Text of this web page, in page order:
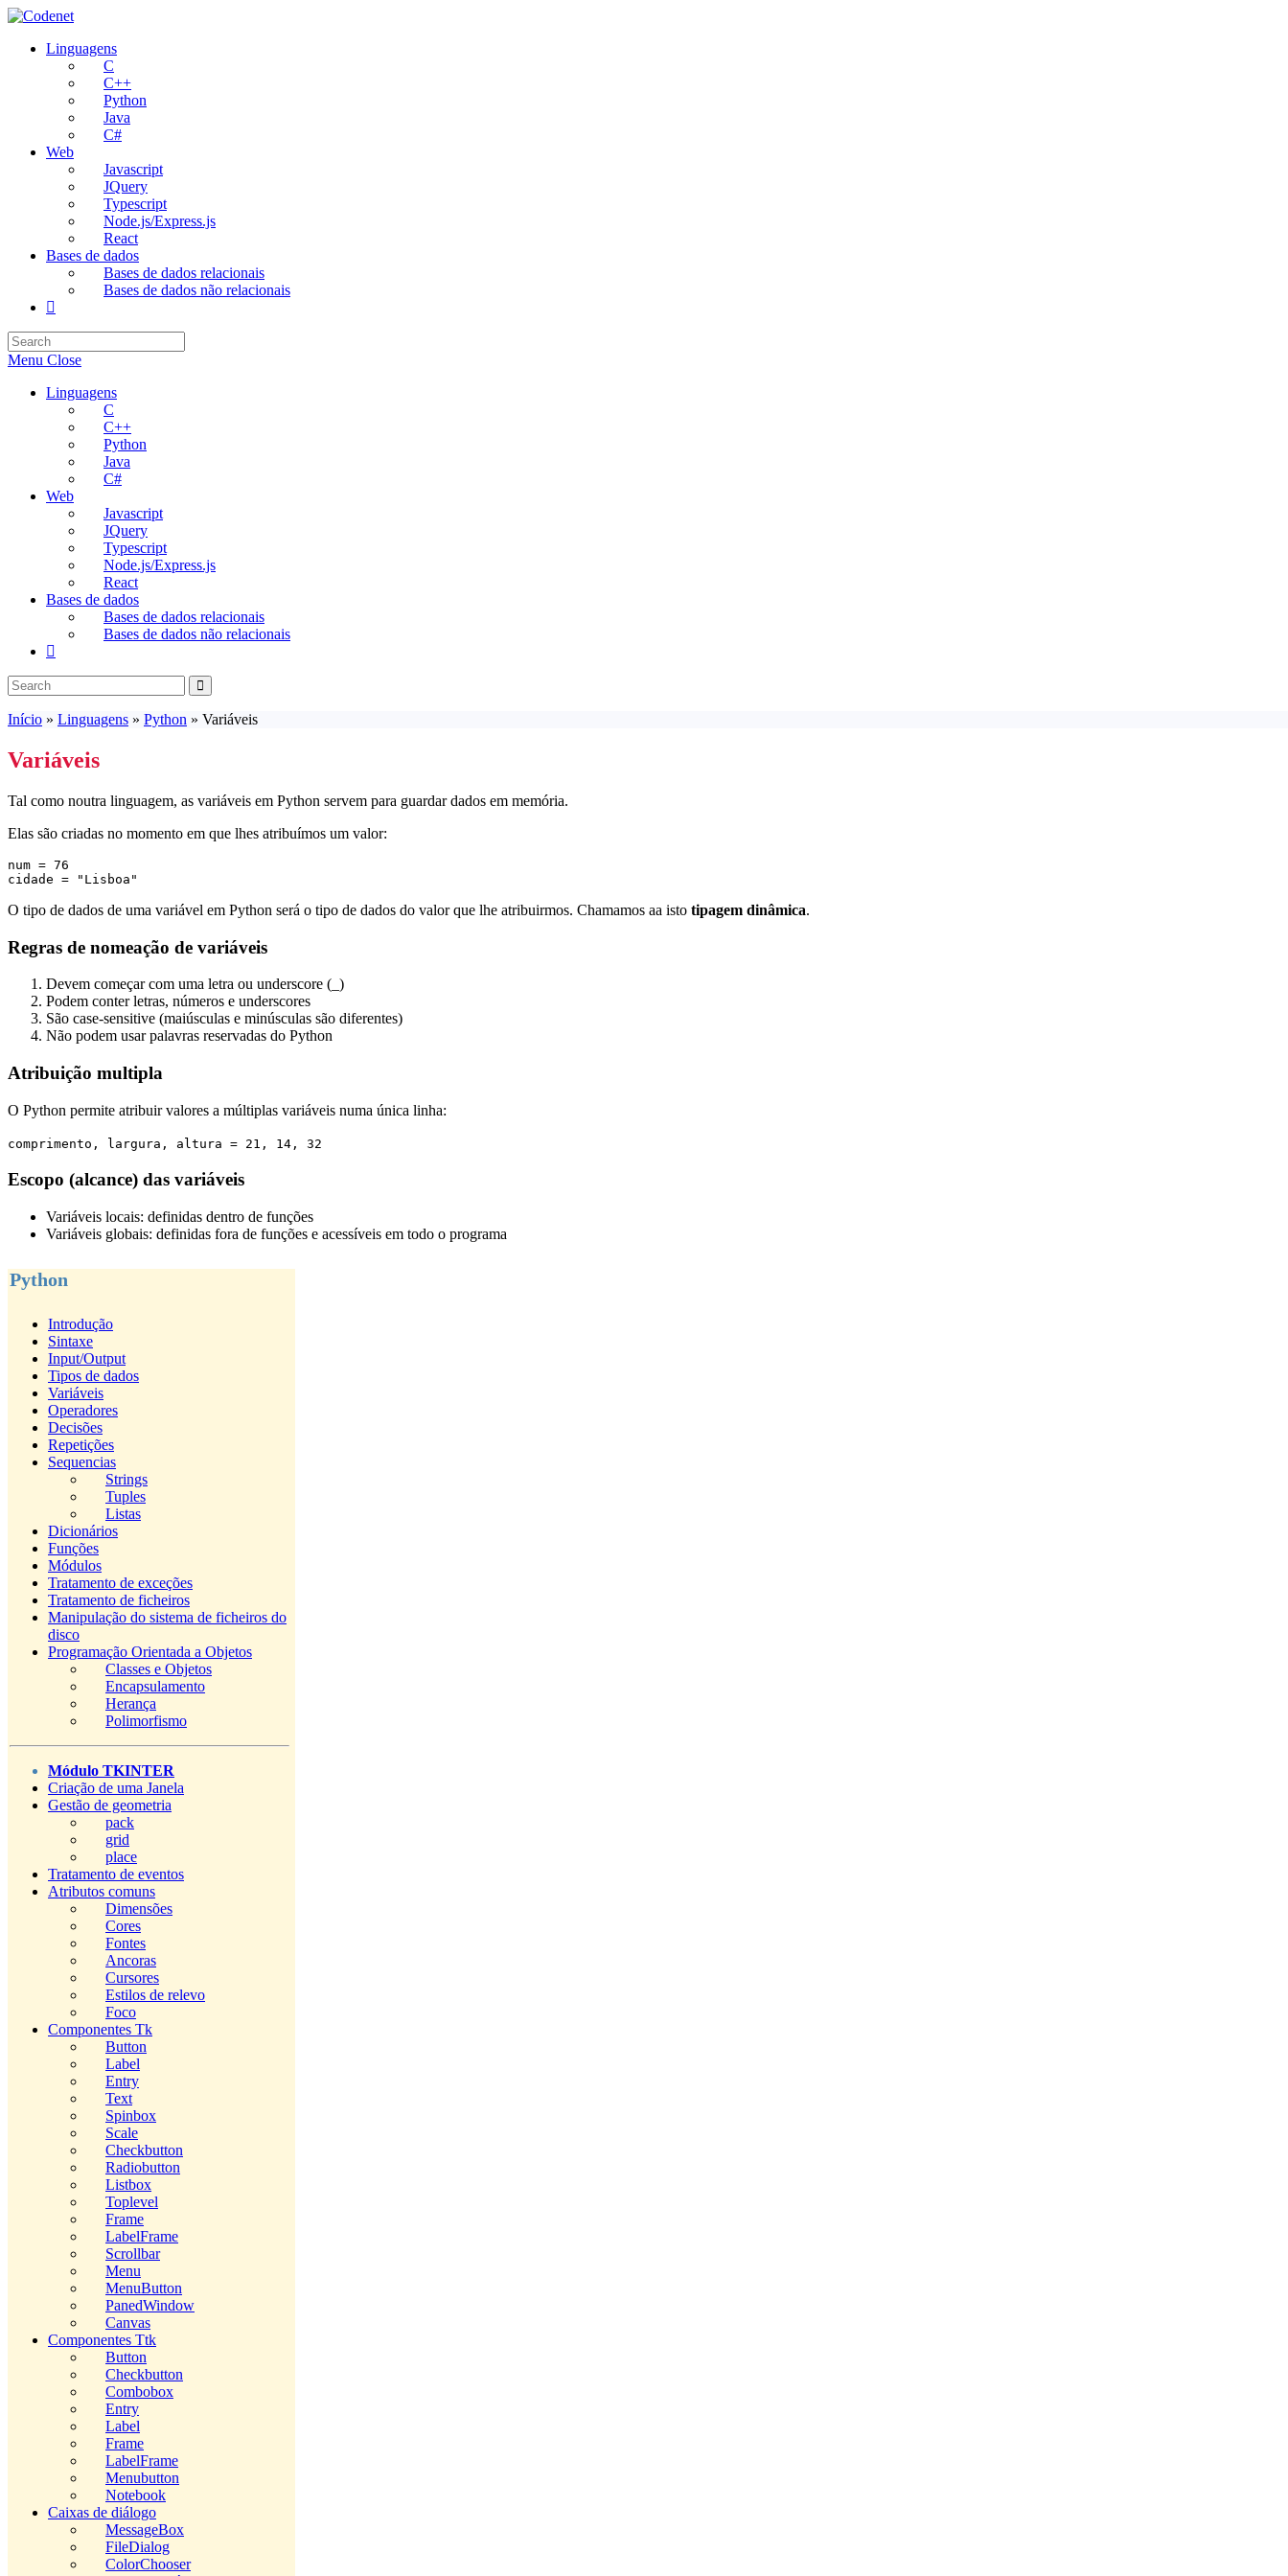
Skip
contentLinguagens
C
C++
Python
Java
C#
Web
Javascript
JQuery
Typescript
Node.js/Express.js
React
Bases de dados
Bases de dados relacionais
Bases de dados não relacionais
Toggle
search
Menu Close
Linguagens
C
C++
Python
Java
C#
Web
Javascript
JQuery
Typescript
Node.js/Express.js
React
Bases de dados
Bases de dados relacionais
Bases de dados não relacionais
Toggle
search
Início » Linguagens » Python » Variáveis
Variáveis
Tal como noutra linguagem, as variáveis em Python servem para guardar dados em memória.
Elas são criadas no momento em que lhes atribuímos um valor:
num = 76
cidade = "Lisboa"
O tipo de dados de uma variável em Python será o tipo de dados do valor que lhe atribuirmos. Chamamos aa isto tipagem dinâmica.
Regras de nomeação de variáveis
Devem começar com uma letra ou underscore (_)
Podem conter letras, números e underscores
São case-sensitive (maiúsculas e minúsculas são diferentes)
Não podem usar palavras reservadas do Python
Atribuição multipla
O Python permite atribuir valores a múltiplas variáveis numa única linha:
comprimento, largura, altura = 21, 14, 32
Escopo (alcance) das variáveis
Variáveis locais: definidas dentro de funções
Variáveis globais: definidas fora de funções e acessíveis em todo o programa
Python
Introdução
Sintaxe
Input/Output
Tipos de dados
Variáveis
Operadores
Decisões
Repetições
Sequencias
Strings
Tuples
Listas
Dicionários
Funções
Módulos
Tratamento de exceções
Tratamento de ficheiros
Manipulação do sistema de ficheiros do
disco
Programação Orientada a Objetos
Classes e Objetos
Encapsulamento
Herança
Polimorfismo
Módulo TKINTER
Criação de uma Janela
Gestão de geometria
pack
grid
place
Tratamento de eventos
Atributos comuns
Dimensões
Cores
Fontes
Ancoras
Cursores
Estilos de relevo
Foco
Componentes Tk
Button
Label
Entry
Text
Spinbox
Scale
Checkbutton
Radiobutton
Listbox
Toplevel
Frame
LabelFrame
Scrollbar
Menu
MenuButton
PanedWindow
Canvas
Componentes Ttk
Button
Checkbutton
Combobox
Entry
Label
Frame
LabelFrame
Menubutton
Notebook
Caixas de diálogo
MessageBox
FileDialog
ColorChooser